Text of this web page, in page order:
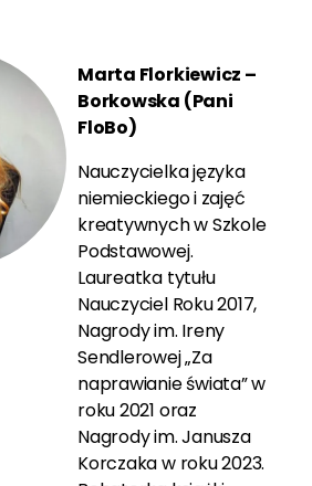
Marta Florkiewicz –
Borkowska (Pani
FloBo)
Nauczycielka języka
niemieckiego i zajęć
kreatywnych w Szkole
Podstawowej.
Laureatka tytułu
Nauczyciel Roku 2017,
Nagrody im. Ireny
Sendlerowej „Za
naprawianie świata” w
roku 2021 oraz
Nagrody im. Janusza
Korczaka w roku 2023.